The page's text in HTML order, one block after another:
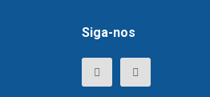
Siga-nos